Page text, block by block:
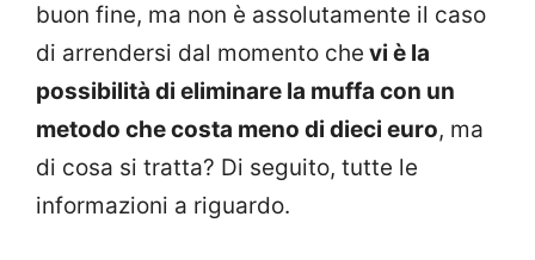
buon fine, ma non è assolutamente il caso
di arrendersi dal momento che vi è la
possibilità di eliminare la muffa con un
metodo che costa meno di dieci euro, ma
di cosa si tratta? Di seguito, tutte le
informazioni a riguardo.